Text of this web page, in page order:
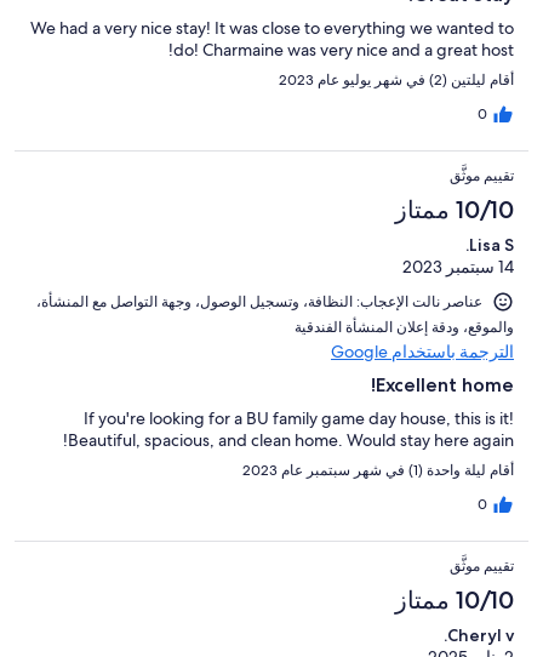
We had a very nice stay! It was close to everything we wanted to
do! Charmaine was very nice and a great host!
أقام ليلتين (2) في شهر يوليو عام 2023
0
تقييم موثَّق
10/10 ممتاز
Lisa S.
14 سبتمبر 2023
عناصر نالت الإعجاب: ⁦النظافة⁩، و⁦تسجيل الوصول⁩، و⁦جهة التواصل مع المنشأة⁩،
و⁦الموقع⁩، و⁦دقة إعلان المنشأة الفندقية⁩
الترجمة باستخدام Google
Excellent home!
If you're looking for a BU family game day house, this is it!
Beautiful, spacious, and clean home. Would stay here again!
أقام ليلة واحدة (1) في شهر سبتمبر عام 2023
0
تقييم موثَّق
10/10 ممتاز
Cheryl v.